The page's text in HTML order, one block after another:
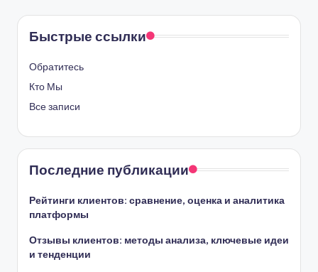
Быстрые ссылки
Обратитесь
Кто Мы
Все записи
Последние публикации
Рейтинги клиентов: сравнение, оценка и аналитика
платформы
Отзывы клиентов: методы анализа, ключевые идеи
и тенденции